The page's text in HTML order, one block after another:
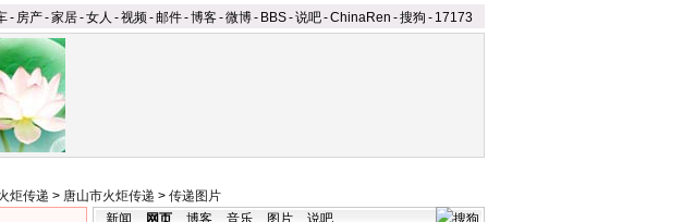
- 房产-家居-女人 -视频-邮件-博客-微博- BBS-说吧-ChinaRen -搜狗 - 17173
炬传递 > 唐山市火炬传递 > 传递图片
新闻 网页 博客 音乐 图片 说吧